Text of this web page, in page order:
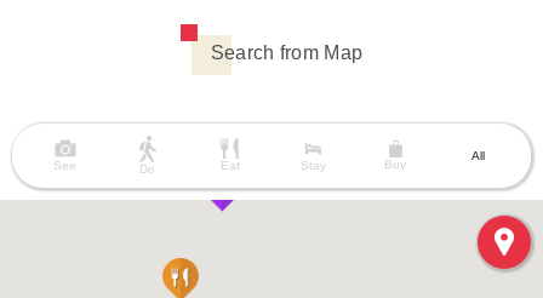
Search from Map
See Do Eat Stay Buy
All